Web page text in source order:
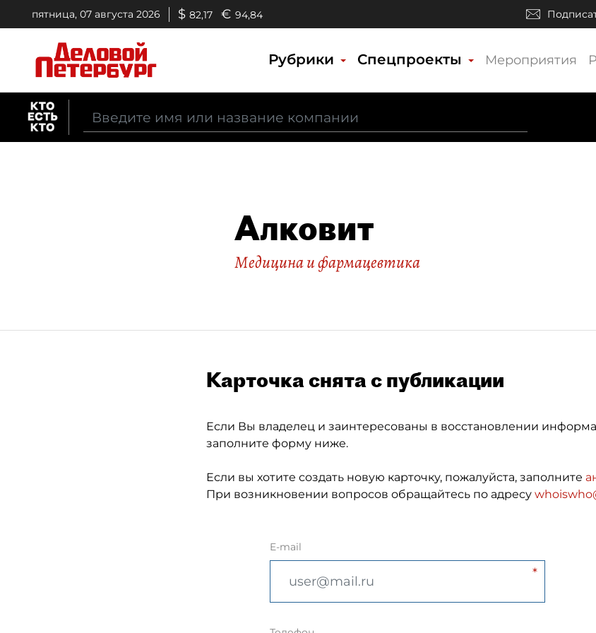
пятница, 07 августа 2026 $ 82,17 € 94,84
Рубрики Спецпроекты Мероприятия
Алковит
Медицина и фармацевтика
Карточка снята с публикации
Если Вы владелец и заинтересованы в восстановлении
заполните форму ниже.
Если вы хотите создать новую карточку, пожалуйста, заполните
При возникновении вопросов обращайтесь по адресу
E-mail